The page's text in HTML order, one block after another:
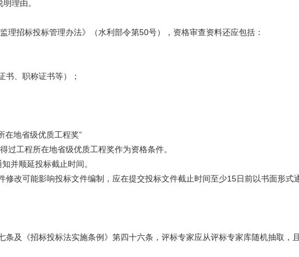
理由。
招标投标管理办法》（水利部令第50号），资格审查资料还应包括：
书、职称证书等）；
在地省级优质工程奖”
过工程所在地省级优质工程奖作为资格条件。
并顺延投标截止时间。
改可能影响投标文件编制，应在提交投标文件截止时间至少15日前以书面形
及《招标投标法实施条例》第四十六条，评标专家应从评标专家库随机抽取，